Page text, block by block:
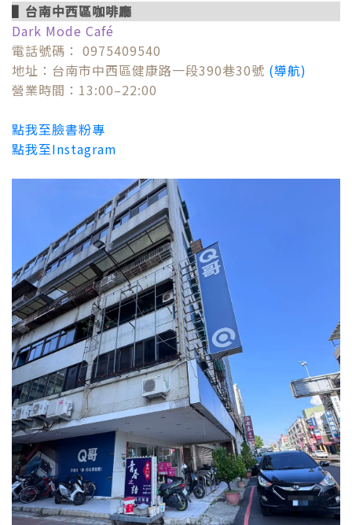
▌ 台南中西區咖啡廳
Dark Mode Café
電話號碼： 0975409540
地址：台南市中西區健康路一段390巷30號 (導航)
營業時間：13:00–22:00
點我至臉書粉專
點我至Instagram